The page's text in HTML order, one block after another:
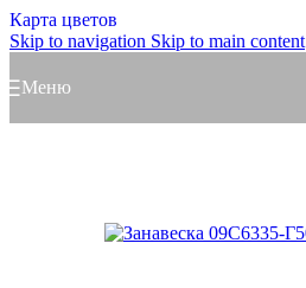
Карта цветов
Skip to navigation Skip to main content
Меню